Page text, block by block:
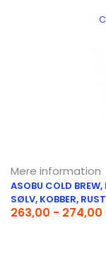
Mere information
ASOBU COLD
SØLV, KOBBER,
263,00 - 274,00